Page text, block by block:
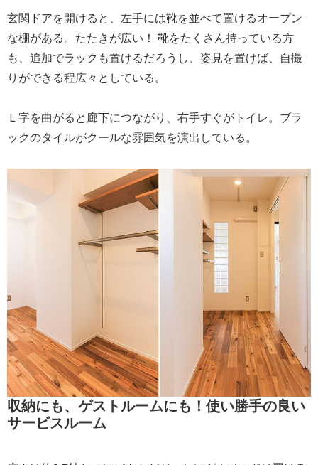
玄関ドアを開けると、左手には靴を並べて置けるオープン
な棚がある。たたきが広い！ 靴をたくさん持っている方
も、追加でラックも置けるだろうし、姿見を置けば、自撮
りができる程広々としている。
Ｌ字を曲がると廊下につながり、右手すぐがトイレ。ブラ
ックのタイルがクールな雰囲気を演出している。
収納にも、ゲストルームにも！使い勝手の良い
サービスルーム